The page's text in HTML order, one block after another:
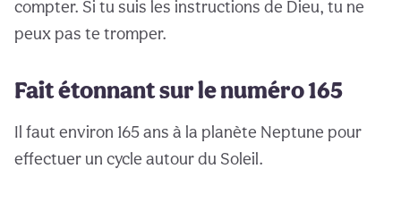
compter. Si tu suis les instructions de Dieu, tu ne
peux pas te tromper.
Fait étonnant sur le numéro 165
Il faut environ 165 ans à la planète Neptune pour
effectuer un cycle autour du Soleil.